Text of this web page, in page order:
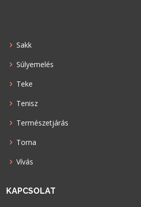
Sakk
Súlyemelés
Teke
Tenisz
Természetjárás
Torna
Vívás
KAPCSOLAT